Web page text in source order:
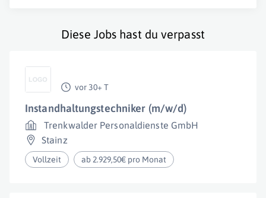
Diese Jobs hast du verpasst
vor 30+ T
Instandhaltungstechniker (m/w/d)
Trenkwalder Personaldienste GmbH
Stainz
Vollzeit ab 2.929,50€ pro Monat